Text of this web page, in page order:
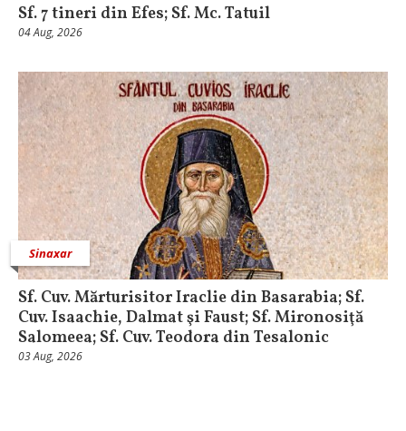
Sf. 7 tineri din Efes; Sf. Mc. Tatuil
04 Aug, 2026
Sinaxar
Sf. Cuv. Mărturisitor Iraclie din Basarabia; Sf.
Cuv. Isaachie, Dalmat şi Faust; Sf. Mironosiţă
Salomeea; Sf. Cuv. Teodora din Tesalonic
03 Aug, 2026